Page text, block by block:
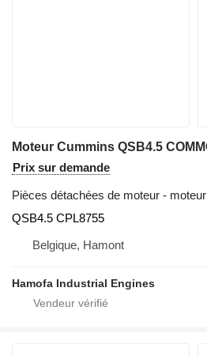
Prix sur demande
Pièces détachées de moteur - moteur
QSB4.5 CPL8755
Belgique, Hamont
Hamofa Industrial Engines